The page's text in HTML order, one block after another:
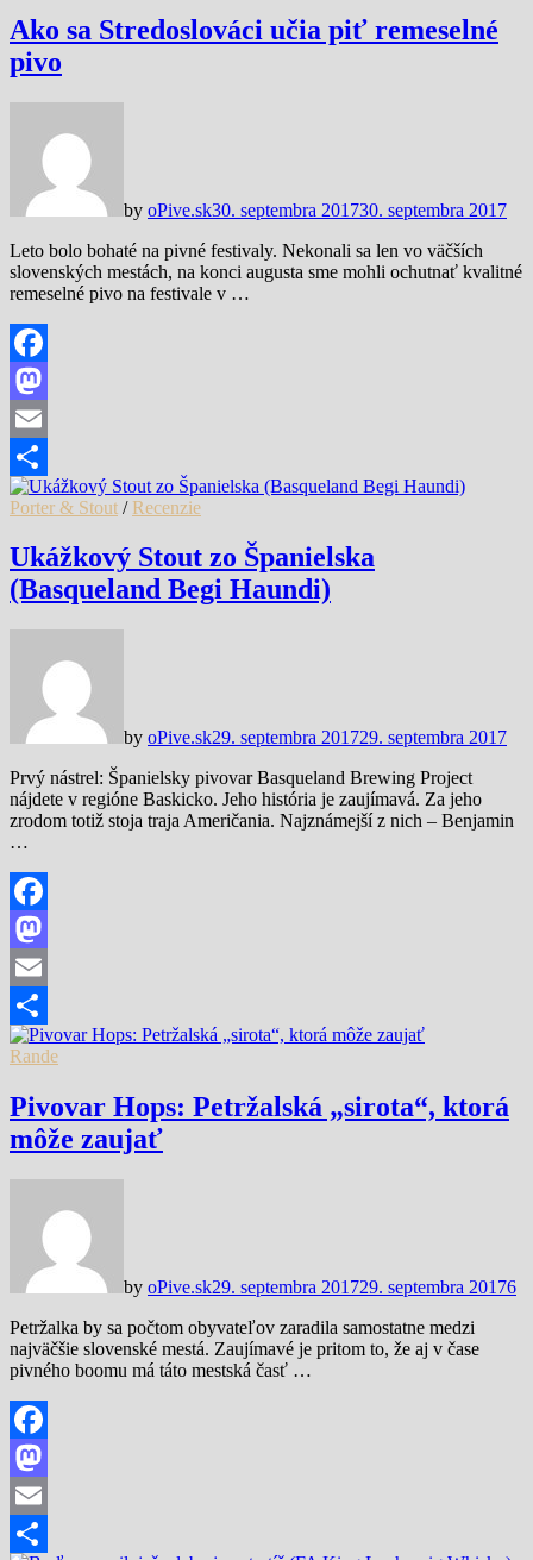
Ako sa Stredoslováci učia piť remeselné
pivo
by oPive.sk30. septembra 201730. septembra 2017
Leto bolo bohaté na pivné festivaly. Nekonali sa len vo väčších
slovenských mestách, na konci augusta sme mohli ochutnať kvalitné
remeselné pivo na festivale v …
Facebook
Mastodon
Email
Share
Porter & Stout / Recenzie
Ukážkový Stout zo Španielska
(Basqueland Begi Haundi)
by oPive.sk29. septembra 201729. septembra 2017
Prvý nástrel: Španielsky pivovar Basqueland Brewing Project
nájdete v regióne Baskicko. Jeho história je zaujímavá. Za jeho
zrodom totiž stoja traja Američania. Najznámejší z nich – Benjamin
…
Facebook
Mastodon
Email
Share
Rande
Pivovar Hops: Petržalská „sirota“, ktorá
môže zaujať
by oPive.sk29. septembra 201729. septembra 20176
Petržalka by sa počtom obyvateľov zaradila samostatne medzi
najväčšie slovenské mestá. Zaujímavé je pritom to, že aj v čase
pivného boomu má táto mestská časť …
Facebook
Mastodon
Email